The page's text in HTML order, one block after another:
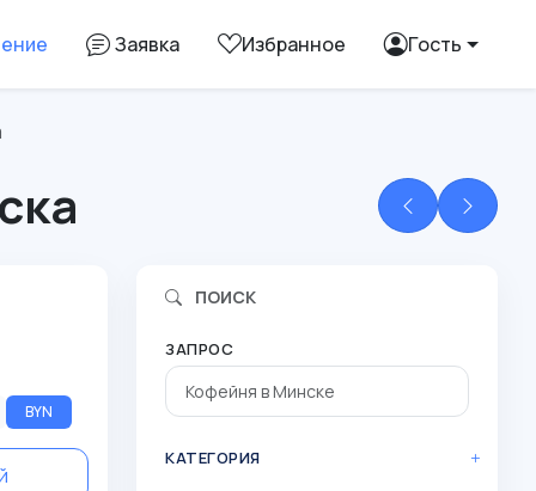
Заявка Избранное Гость
ЗАПРОС
КАТЕГОРИЯ
ПОИСК
BYN